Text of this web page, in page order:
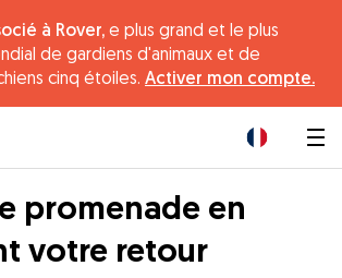
à Rover, e plus grand et le plus
de gardiens d'animaux et de
cinq étoiles. Activer mon compte.
promenade en
votre retour